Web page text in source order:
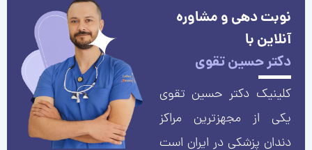
نوبت دهی و مشاوره
آنلاین با
دکتر حسین تقوی
کلینیک دکتر حسین تقوی
یکی از مجهزترین مراکز
دندان پزشکی در ایران است